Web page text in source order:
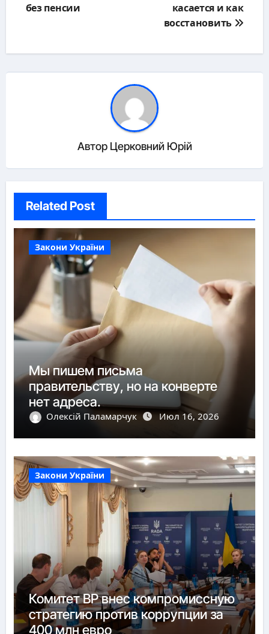
без пенсии
касается и как
восстановить
Автор Церковний Юрій
Related Post
Закони України
Мы пишем письма
правительству, но на конверте
нет адреса.
Олексій Паламарчук Июл 16, 2026
Закони України
Комитет ВР внес компромиссную
стратегию против коррупции за
400 млн евро